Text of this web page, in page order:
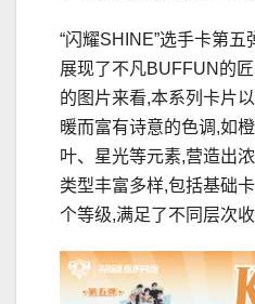
“闪耀SHINE”选手卡第
展现了不凡BUFFUN的
的图片来看,本系列卡片
暖而富有诗意的色调,如
叶、星光等元素,营造出
类型丰富多样,包括基础
个等级,满足了不同层次收